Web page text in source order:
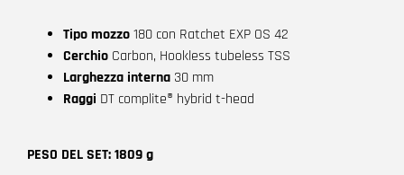
Tipo mozzo180 con Ratchet EXP OS 42
Cerchio Carbon, Hookless tubeless TSS
Larghezza interna 30 mm
Raggi DT complite® hybrid t-head
PESO DEL SET: 1809 g